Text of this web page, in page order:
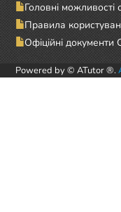
Головні можливості
Правила
Офіційні документи
Powered by © ATutor ®.